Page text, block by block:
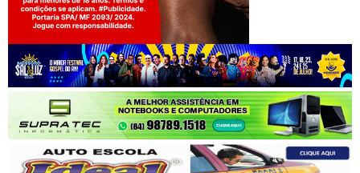
Jogue com responsabilidade. 18+